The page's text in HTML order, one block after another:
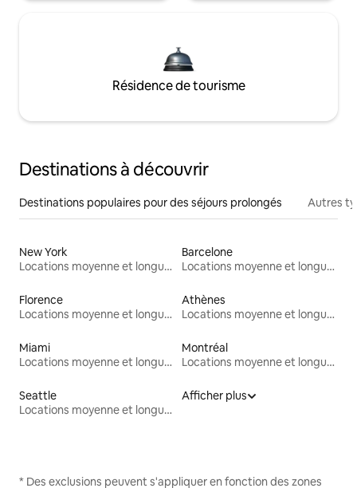
Résidence de tourisme
Destinations à découvrir
Destinations populaires pour des séjours prolongés Autres
New York
Locations moyenne et longue durée
Barcelone
Locations moyenne et longue durée
Florence
Locations moyenne et longue durée
Athènes
Locations moyenne et longue durée
Miami
Locations moyenne et longue durée
Montréal
Locations moyenne et longue durée
Seattle
Locations moyenne et longue durée
Afficher plus
* Des exclusions peuvent s'appliquer en fonction des zones